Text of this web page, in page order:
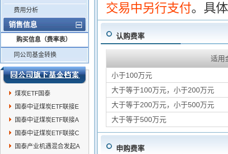
费用分析
销售信息
购买信息（费率表）
同公司基金转换
煤炭ETF国泰
国泰中证煤炭ETF联接E
国泰中证煤炭ETF联接A
国泰中证煤炭ETF联接C
国泰产业机遇混合发起A
交易中另行支付。具
认购费率
适用
小于100万元
大于等于100万元，小于200万元
大于等于200万元，小于500万元
大于等于500万元
申购费率